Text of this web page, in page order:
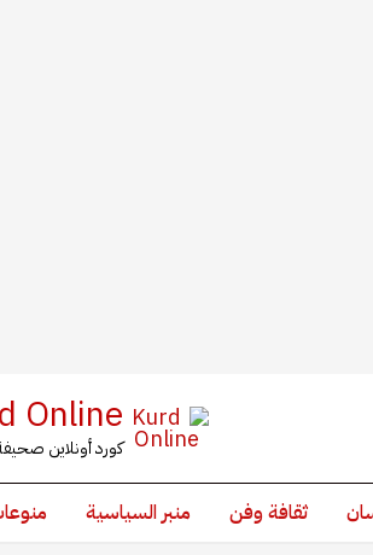
Online
كورد أونلاين
ثقافة وفن منبر السياسية